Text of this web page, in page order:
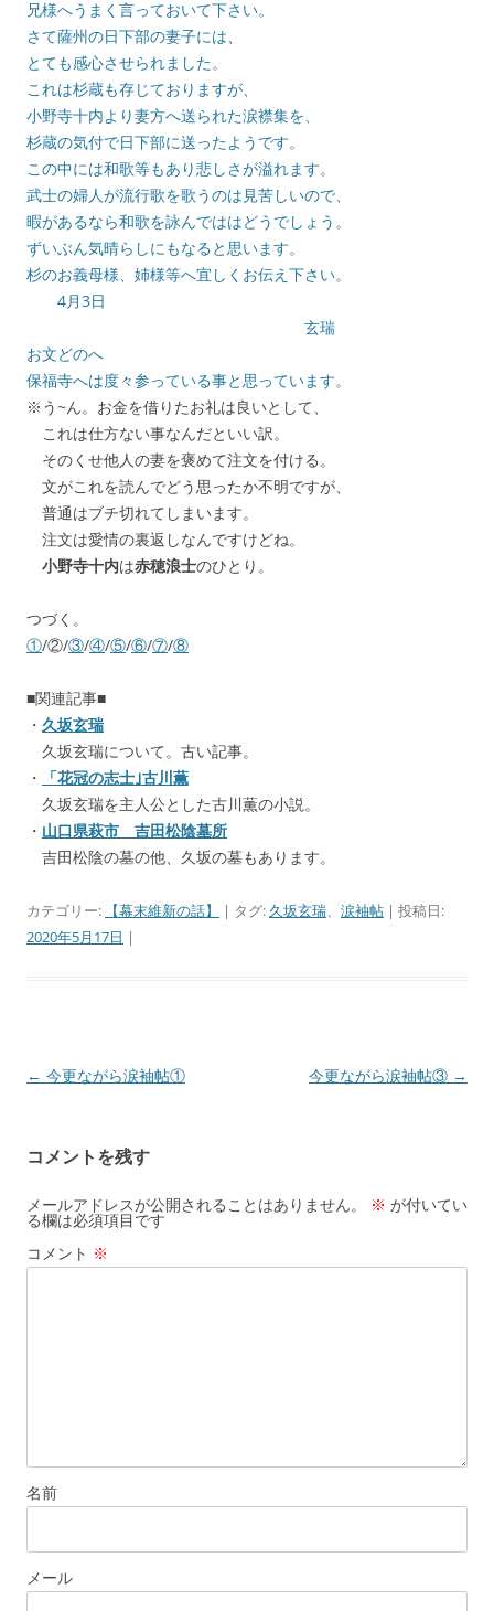
兄様へうまく言っておいて下さい。
さて薩州の日下部の妻子には
とても感心させられました。
これは杉蔵も存じておりますが、
小野寺十内より妻方へ送られた涙襟集を、
杉蔵の気付で日下部に送ったようです。
この中には和歌等もあり悲しさが溢れます。
武士の婦人が流行歌を歌うのは見苦しいので、
暇があるなら和歌を詠んでははどうでしょう。
ずいぶん気晴らしにもなると思います。
杉のお義母様、姉様等へ宜しくお伝え下さい。
4月3日
玄瑞
お文どのへ
保福寺へは度々参っている事と思っています。
※う~ん。お金を借りたお礼は良いとして、
これは仕方ない事なんだといい訳。
そのくせ他人の妻を褒めて注文を付ける。
文がこれを読んでどう思ったか不明ですが、
普通はブチ切れてしまいます。
注文は愛情の裏返しなんですけどね。
小野寺十内は赤穂浪士のひとり。
つづく。
①/②/③/④/⑤/⑥/⑦/⑧
■関連記事■
・ 久坂玄瑞
久坂玄瑞について。古い記事。
・
「花冠の志士｣古川薫
久坂玄瑞を主人公とした古川薫の小説。
・ 山口県萩市 吉田松陰墓所
吉田松陰の墓の他、久坂の墓もあります。
カテゴリー: 【幕末維新の話】 | タグ: 久坂玄瑞 涙袖帖 | 投稿日:
2020年5月17日 |
投
ビ
ゲ
ー
シ
← 今更ながら涙袖帖① 今更ながら涙袖帖③ →
コメントを残す
メールアドレスが公開されることはありません。 ※ が付いてい
る欄は必須項目です
コメント ※
名前
メール